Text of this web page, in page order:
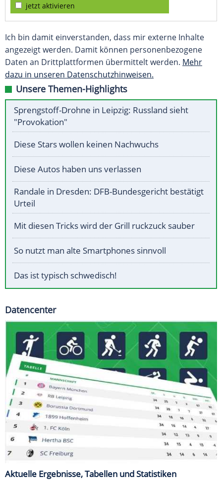
jetzt aktivieren
Ich bin damit einverstanden, dass mir externe Inhalte
angezeigt werden. Damit können personenbezogene
Daten an Drittplattformen übermittelt werden. Mehr
dazu in unseren Datenschutzhinweisen.
Unsere Themen-Highlights
Sprengstoff-Drohne in Leipzig: Russland sieht
"Provokation"
Diese Stars wollen keinen Nachwuchs
Diese Autos haben uns verlassen
Randale in Dresden: DFB-Bundesgericht bestätigt
Urteil
Mit diesen Tricks wird der Grill ruckzuck sauber
So nutzt man alte Smartphones sinnvoll
Das ist typisch schwedisch!
Datencenter
Aktuelle Ergebnisse, Tabellen und Statistiken